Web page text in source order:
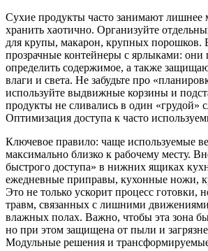
Сухие продукты часто занимают лишнее
хранить хаотично. Организуйте
для крупы, макарон, крупных порошков.
прозрачные контейнеры с ярлыками: они
определить содержимое, а также
влаги и света. Не забудьте про
используйте выдвижные корзины и
продукты не сливались в один «грудой»
Оптимизация доступа к часто
Ключевое правило: чаще используемые
максимально близко к рабочему месту.
быстрого доступа» в нижних ящиках
ежедневные приправы, кухонные ножи,
Это не только ускорит процесс готовки,
травм, связанных с лишними
влажных полах. Важно, чтобы эта зона
но при этом защищена от пыли и
Модульные решения и